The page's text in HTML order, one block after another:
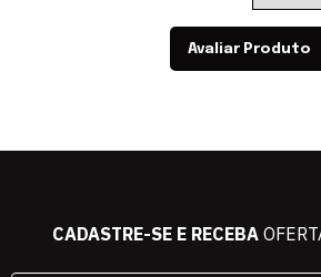
Avaliar Produto
CADASTRE-SE E RECEBA